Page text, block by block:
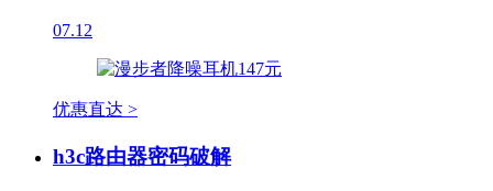
07.12
优惠直达 >
h3c路由器密码破解